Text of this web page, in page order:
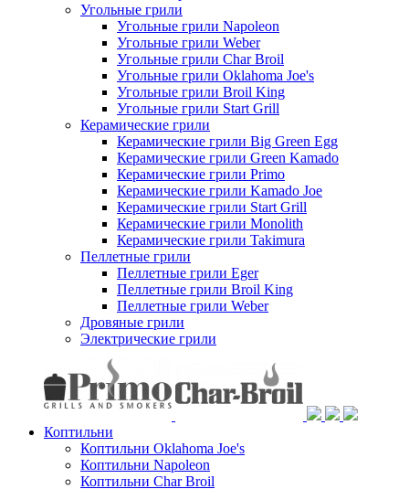
Угольные грили
Угольные грили Napoleon
Угольные грили Weber
Угольные грили Char Broil
Угольные грили Oklahoma Joe's
Угольные грили Broil King
Угольные грили Start Grill
Керамические грили
Керамические грили Big Green Egg
Керамические грили Green Kamado
Керамические грили Primo
Керамические грили Kamado Joe
Керамические грили Start Grill
Керамические грили Monolith
Керамические грили Takimura
Пеллетные грили
Пеллетные грили Eger
Пеллетные грили Broil King
Пеллетные грили Weber
Дровяные грили
Электрические грили
Коптильни
Коптильни Oklahoma Joe's
Коптильни Napoleon
Коптильни Char Broil